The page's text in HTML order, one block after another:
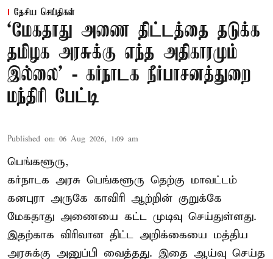
தேசிய செய்திகள்
‘மேகதாது அணை திட்டத்தை தடுக்க
தமிழக அரசுக்கு எந்த அதிகாரமும்
இல்லை’ - கர்நாடக நீர்பாசனத்துறை
மந்திரி பேட்டி
Published on: 06 Aug 2026, 1:09 am
பெங்களூரு,
கர்நாடக அரசு பெங்களூரு தெற்கு மாவட்டம்
கனபுரா அருகே காவிரி ஆற்றின் குறுக்கே
மேகதாது அணையை கட்ட முடிவு செய்துள்ளது.
இதற்காக விரிவான திட்ட அறிக்கையை மத்திய
அரசுக்கு அனுப்பி வைத்தது. இதை ஆய்வு செய்த